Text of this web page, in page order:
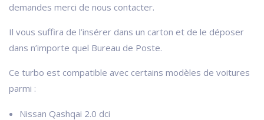
demandes merci de nous contacter.
Il vous suffira de l’insérer dans un carton et de le déposer
dans n’importe quel Bureau de Poste.
Ce turbo est compatible avec certains modèles de voitures
parmi :
Nissan Qashqai 2.0 dci